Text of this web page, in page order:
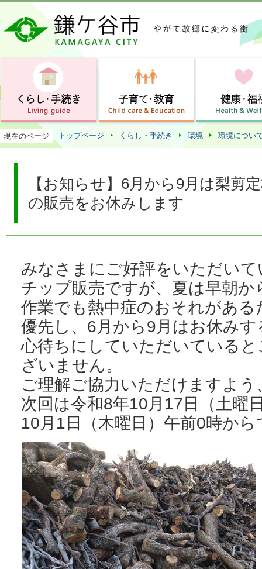
この
現在のページ トップページ くらし・手続き 環境 環境につい
【お知らせ】6月から9月は梨剪
の販売をお休みします
みなさまにご好評をいただい
チップ販売ですが、夏は早朝
作業でも熱中症のおそれがあ
優先し、6月から9月はお休み
心待ちにしていただいている
ざいません。
ご理解ご協力いただけますよ
次回は令和8年10月17日（土曜
10月1日（木曜日）午前0時から